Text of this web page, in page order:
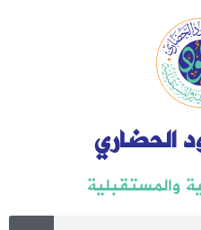
الحضاري
والمستقبلية